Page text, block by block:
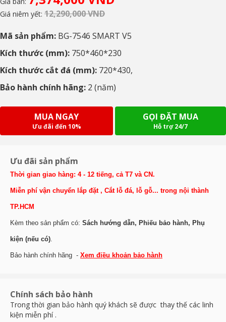
Giá niêm yết: 12,290,000 VND
Mã sản phẩm: BG-7546 SMART V5
Kích thước (mm): 750*460*230
Kích thước cắt đá (mm): 720*430,
Bảo hành chính hãng: 2 (năm)
MUA NGAY
Ưu đãi đến 10%
GỌI ĐẶT MUA
Hỗ trợ 24/7
Ưu đãi sản phẩm
Thời gian giao hàng: 4 - 12 tiếng, cả T7 và CN.
Miễn phí vận chuyển lắp đặt , Cắt lỗ đá, lỗ gỗ... trong nội thành
TP.HCM
Kèm theo sản phẩm có: Sách hướng dẫn, Phiếu bảo hành, Phụ
kiện (nếu có).
Bảo hành chính hãng - Xem điều khoản bảo hành
Chính sách bảo hành
Trong thời gian bảo hành quý khách sẽ được thay thế các linh
kiện miễn phí .